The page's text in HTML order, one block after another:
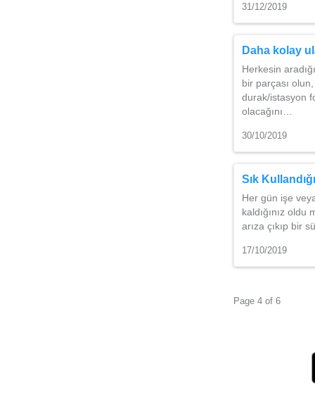
31/12/2019
Daha kolay
Herkesin
bir parçası
durak/istasyon
olacağını…
30/10/2019
Sık
Her gün işe
kaldığınız
arıza çıkıp bir
17/10/2019
Page 4 of 6